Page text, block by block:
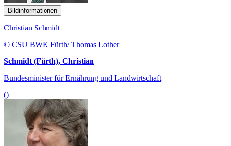
Bildinformationen
Christian Schmidt
© CSU BWK Fürth/ Thomas Lother
Schmidt (Fürth), Christian
Bundesminister für Ernährung und Landwirtschaft
()